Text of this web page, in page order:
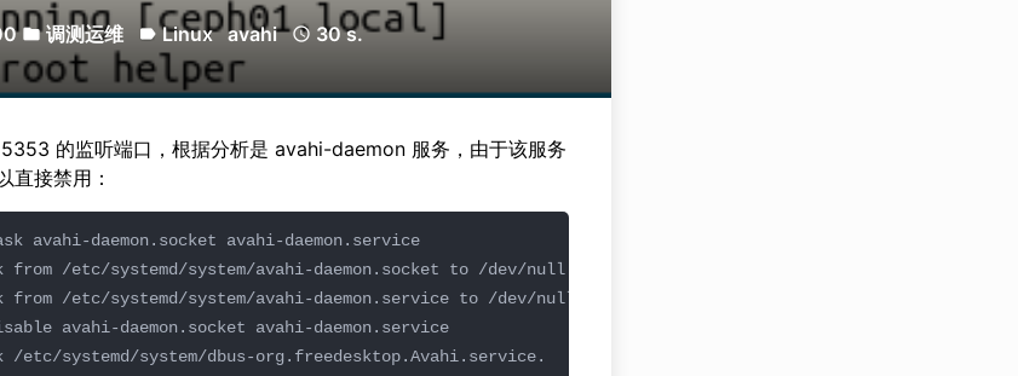
folder 调测运维 label Linux avahi schedule 30 s.
的监听端口，根据分析是 avahi-daemon 服务，由于该服务
直接禁用：